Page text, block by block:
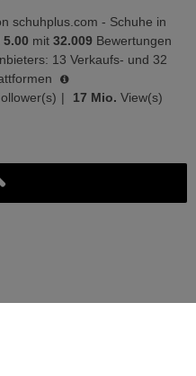
schuhplus.com - Schuhe in
5.00 mit 32.009 Bewertungen
13 Verkaufs- und 32
| 17 Mio. View(s)